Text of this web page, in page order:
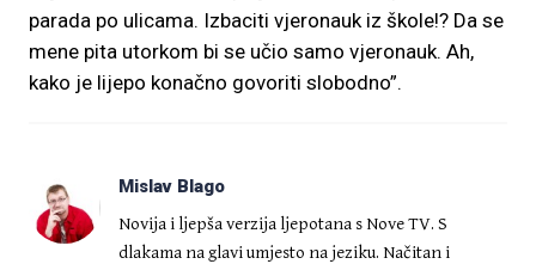
parada po ulicama. Izbaciti vjeronauk iz škole!? Da se
mene pita utorkom bi se učio samo vjeronauk. Ah,
kako je lijepo konačno govoriti slobodno”.
Mislav Blago
Novija i ljepša verzija ljepotana s Nove TV. S
dlakama na glavi umjesto na jeziku. Načitan i